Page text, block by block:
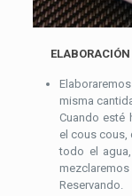
misma
Cuando esté
el cous cous,
todo el
Reservando.